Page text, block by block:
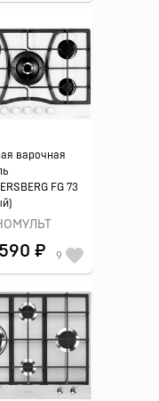
варочная
FG 73
₽ 9